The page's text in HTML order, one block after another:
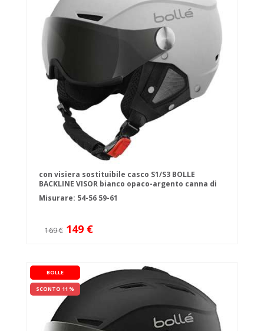
con visiera sostituibile casco S1/S3 BOLLE
BACKLINE VISOR bianco opaco-argento canna di
fucile
Misurare: 54-56 59-61
169 € 149 €
BOLLE
SCONTO 11 %